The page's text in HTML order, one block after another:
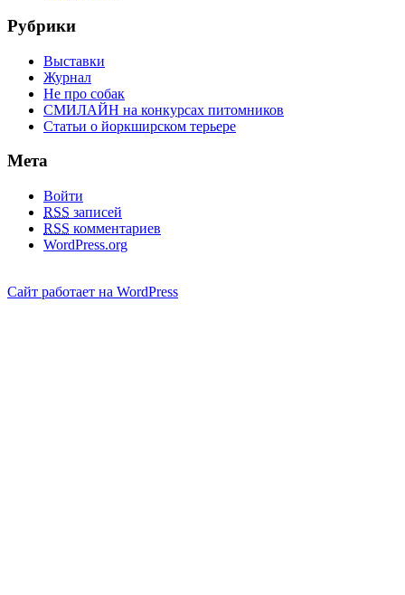
Рубрики
Выставки
Журнал
Не про собак
СМИЛАЙН на конкурсах питомников
Статьи о йоркширском терьере
Мета
Войти
RSS записей
RSS комментариев
WordPress.org
Сайт работает на WordPress